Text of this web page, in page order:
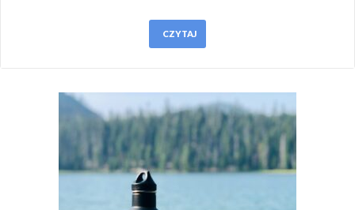
CZYTAJ